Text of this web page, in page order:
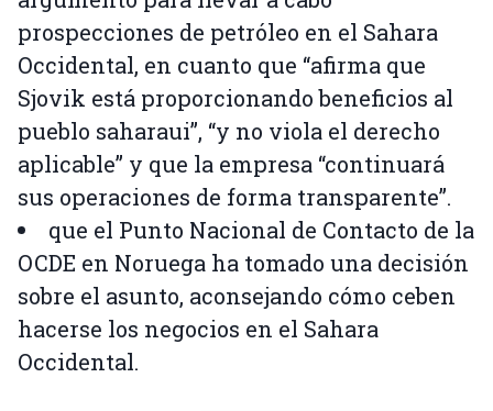
prospecciones de petróleo en el Sahara
Occidental, en cuanto que “afirma que
Sjovik está proporcionando beneficios al
pueblo saharaui”, “y no viola el derecho
aplicable” y que la empresa “continuará
sus operaciones de forma transparente”.
que el Punto Nacional de Contacto de la
OCDE en Noruega ha tomado una decisión
sobre el asunto, aconsejando cómo ceben
hacerse los negocios en el Sahara
Occidental.